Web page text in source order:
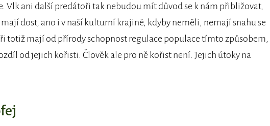
Vlk ani další predátoři tak nebudou mít důvod se k nám přibližovat,
dost, ano i v naší kulturní krajině, kdyby neměli, nemají snahu se
totiž mají od přírody schopnost regulace populace tímto způsobem,
od jejich kořisti. Člověk ale pro ně kořist není. Jejich útoky na